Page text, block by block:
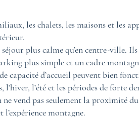
les chalets, les maisons et les
plus calme qu’en centre-ville.
plus simple et un cadre
capacité d’accueil peuvent bien
l’été et les périodes de forte
vend pas seulement la proximité
l’expérience montagne.